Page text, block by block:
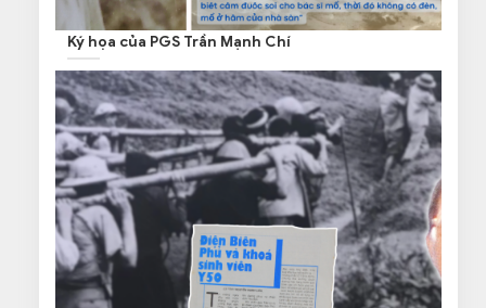
Ký họa của PGS Trần Mạnh Chí